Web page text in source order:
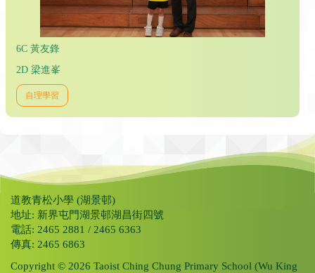
6C 黃友鋒
2D 梁進峯
自理學習
道教青松小學 (湖景邨)
地址: 新界屯門湖景邨湖昌街四號
電話: 2465 2881 / 2465 6363
傳真: 2465 6863
Copyright © 2026 Taoist Ching Chung Primary School (Wu King